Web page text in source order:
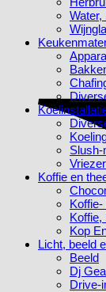
Slush-
Koffie en
Koffie,
Kop
Licht, beeld
Beeld
Dj
Drive-